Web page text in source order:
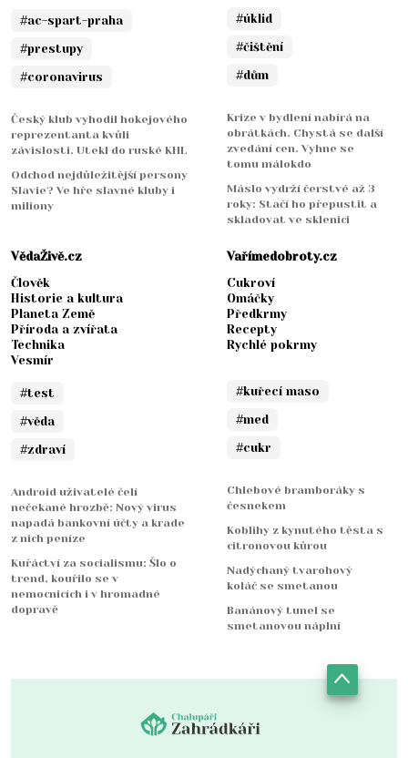
#ac-spart-praha
#prestupy
#coronavirus
Český klub vyhodil hokejového
reprezentanta kvůli
závislosti. Utekl do ruské KHL
Odchod nejdůležitější persony
Slavie? Ve hře slavné kluby i
miliony
#úklid
#čištění
#dům
Krize v bydlení nabírá na
obrátkách. Chystá se další
zvedání cen. Vyhne se
tomu málokdo
Máslo vydrží čerstvé až 3
roky: Stačí ho přepustit a
skladovat ve sklenici
VědaŽivě.cz
Člověk
Historie a kultura
Planeta Země
Příroda a zvířata
Technika
Vesmír
#test
#věda
#zdraví
Android uživatelé čelí
nečekané hrozbě: Nový virus
napadá bankovní účty a krade
z nich peníze
Kuřáctví za socialismu: Šlo o
trend, kouřilo se v
nemocnicích i v hromadné
dopravě
Vařímedobroty.cz
Cukroví
Omáčky
Předkrmy
Recepty
Rychlé pokrmy
#kuřecí maso
#med
#cukr
Chlebové bramboráky s
česnekem
Koblihy z kynutého těsta s
citronovou kůrou
Nadýchaný tvarohový
koláč se smetanou
Banánový tunel se
smetanovou náplní